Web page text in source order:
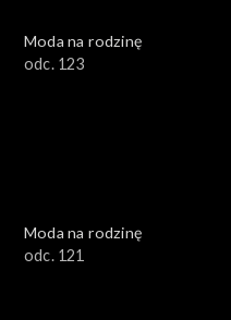
Moda na rodzinę
odc. 123
Moda na rodzinę
odc. 121